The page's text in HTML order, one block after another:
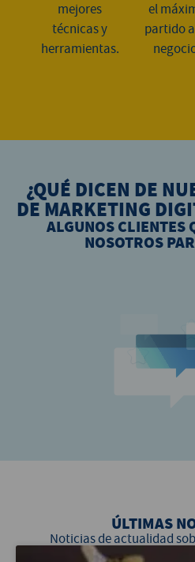
mejores
técnicas y
herramientas.
el
partido
¿QUÉ DICEN DE
DE MARKETING
ALGUNOS CLIENTES
NOSOTROS
ÚLTIMAS
Noticias de actualidad